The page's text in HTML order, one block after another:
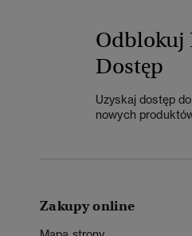
Odblokuj
Dostęp
Uzyskaj dostęp
nowych
Zakupy online